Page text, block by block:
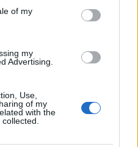
of my
my
Advertising.
Use,
of my
with the
δεν μπορούν ποτέ να
δημόσια. Η Kate, η
μέλη της βασιλικής
ότι το μακιγιάζ
επιλέγει